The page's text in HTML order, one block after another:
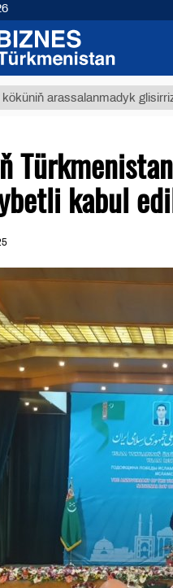
glisirrizin
kabul